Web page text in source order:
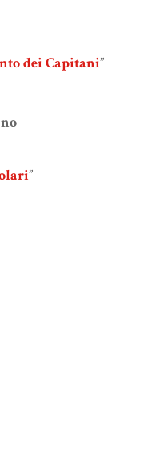
dei Capitani”
”